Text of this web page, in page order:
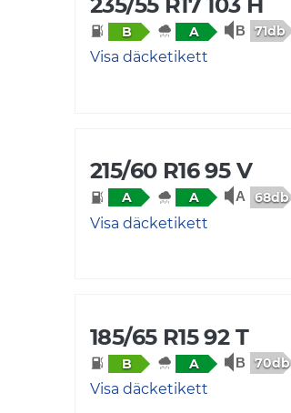
B A 71db
Visa däcketikett
215/60 R16 95 V
A A 68db
Visa däcketikett
185/65 R15 92 T
B A 70db
Visa däcketikett